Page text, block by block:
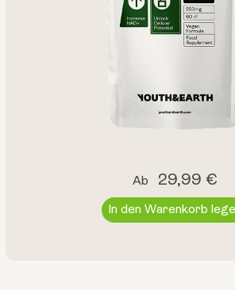
Regulärer
Preis
Ab 29,99 €
In den Warenkorb